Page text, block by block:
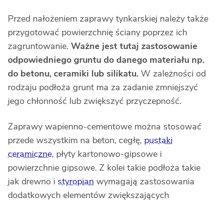
Przed nałożeniem zaprawy tynkarskiej należy także
przygotować powierzchnię ściany poprzez ich
zagruntowanie. Ważne jest tutaj zastosowanie
odpowiedniego gruntu do danego materiału np.
do betonu, ceramiki lub silikatu. W zależności od
rodzaju podłoża grunt ma za zadanie zmniejszyć
jego chłonność lub zwiększyć przyczepność.
Zaprawy wapienno-cementowe można stosować
przede wszystkim na beton, cegłę, pustaki
ceramiczne, płyty kartonowo-gipsowe i
powierzchnie gipsowe. Z kolei takie podłoża takie
jak drewno i styropian wymagają zastosowania
dodatkowych elementów zwiększających